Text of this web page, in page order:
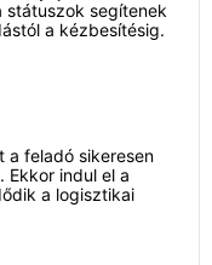
státuszok segítenek
a kézbesítésig.
a feladó sikeresen
Ekkor indul el a
a logisztikai